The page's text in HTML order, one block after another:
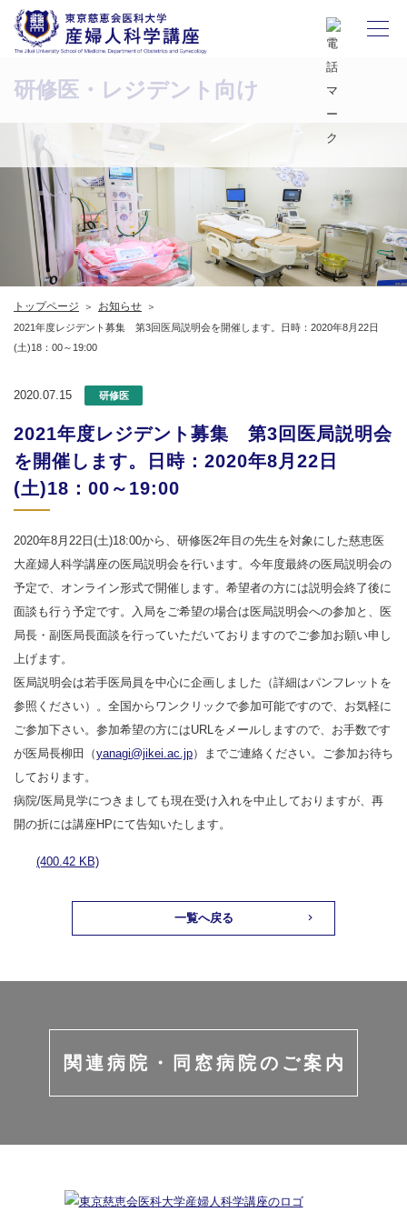
研修医・レジデント向け
トップページ お知らせ
2021年度レジデント募集 第3回医局説明会を開催します。日時：2020年8月22日
(土)18：00～19:00
2020.07.15 研修医
2021年度レジデント募集 第3回医局説明会
を開催します。日時：2020年8月22日
(土)18：00～19:00
2020年8月22日 (土)18:00から、研修医2年目の先生を対象にした慈恵医
大産婦人科学講座の医局説明会を行います。今年度最終の医局説明会の
予定で、オンライン形式で開催します。希望者の方には説明会終了後に
面談も行う予定です。入局をご希望の場合は医局説明会への参加と、医
局長・副医局長面談を行っていただいておりますのでご参加お願い申し
上げます。
医局説明会は若手医局員を中心に企画しました（詳細はパンフレットを
参照ください）。全国からワンクリックで参加可能ですので、お気軽に
ご参加下さい。参加希望の方にはURLをメールしますので、お手数です
が医局長柳田（yanagi@jikei.ac.jp）までご連絡ください。ご参加お待ち
しております。
病院/医局見学につきましても現在受け入れを中止しておりますが、再
開の折には講座HPにて告知いたします。
(400.42 KB)
一覧へ戻る
関連病院・同窓病院のご案内